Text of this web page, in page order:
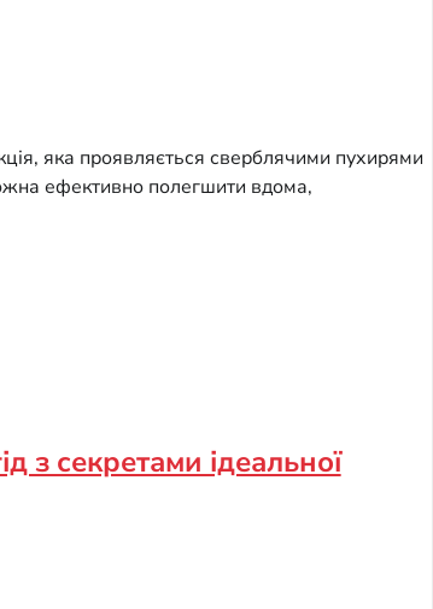
яка проявляється сверблячими пухирями
ефективно полегшити вдома,
з секретами ідеальної